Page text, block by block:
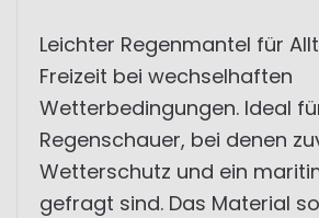
Leichter Regenmantel für
Freizeit bei wechselhaften
Wetterbedingungen. Ideal
Regenschauer, bei denen
Wetterschutz und ein
gefragt sind. Das Material